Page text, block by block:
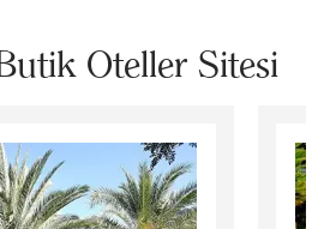
Oteller Sitesi